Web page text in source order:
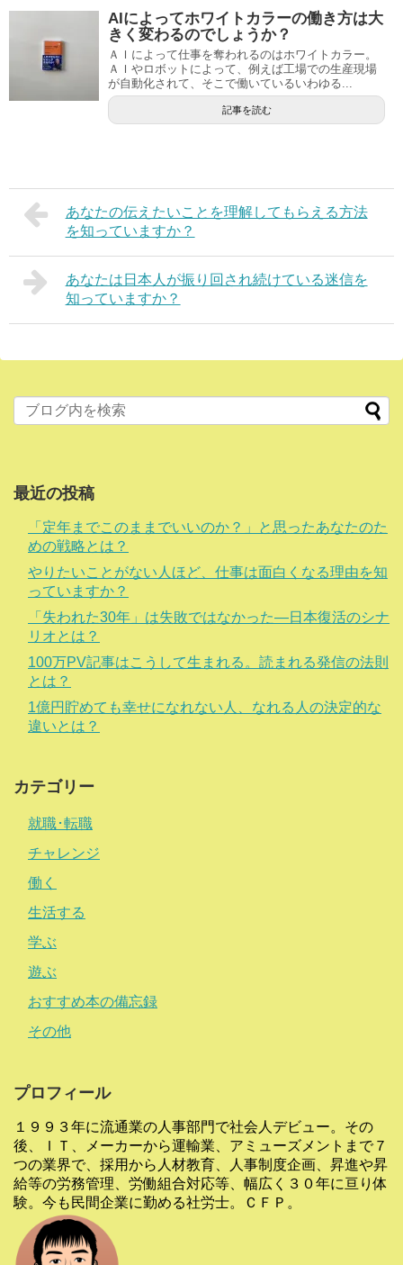
AIによってホワイトカラーの働き方は大
きく変わるのでしょうか？
ＡＩによって仕事を奪われるのはホワイトカラー。
ＡＩやロボットによって、例えば工場での生産現場
が自動化されて、そこで働いているいわゆる...
記事を読む
あなたの伝えたいことを理解してもらえる方法
を知っていますか？
あなたは日本人が振り回され続けている迷信を
知っていますか？
最近の投稿
「定年までこのままでいいのか？」と思ったあなたのた
めの戦略とは？
やりたいことがない人ほど、仕事は面白くなる理由を知
っていますか？
「失われた30年」は失敗ではなかった―日本復活のシナ
リオとは？
100万PV記事はこうして生まれる。読まれる発信の法則
とは？
1億円貯めても幸せになれない人、なれる人の決定的な
違いとは？
カテゴリー
就職･転職
チャレンジ
働く
生活する
学ぶ
遊ぶ
おすすめ本の備忘録
その他
プロフィール
１９９３年に流通業の人事部門で社会人デビュー。その
後、ＩＴ、メーカーから運輸業、アミューズメントまで７
つの業界で、採用から人材教育、人事制度企画、昇進や昇
給等の労務管理、労働組合対応等、幅広く３０年に亘り体
験。今も民間企業に勤める社労士。ＣＦＰ。